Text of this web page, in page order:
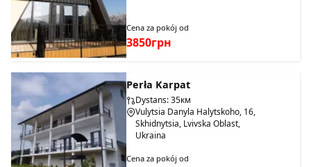
Cena za pokój od
3850грн
Perła Karpat
Dystans: 35км
Vulytsia Danyla Halytskoho, 16,
Skhidnytsia, Lvivska Oblast,
Ukraina
Cena za pokój od